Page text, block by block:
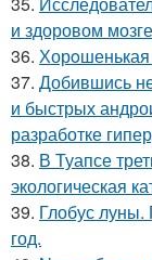
и здоровом
36.
37. Добившись
и быстрых
разработке
38. В Туапсе
экологическая
39. Глобус
год.